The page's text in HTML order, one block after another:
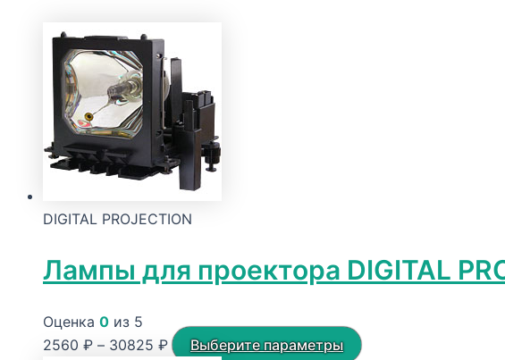
DIGITAL PROJECTION
Лампы для проектора DIGITAL
Оценка 0 из 5
2560 ₽ – 30825 ₽Диапазон
Выберите параметры
Этот